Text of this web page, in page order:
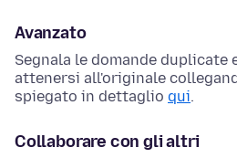
Avanzato
Segnala le domande duplicate
attenersi all'originale
spiegato in dettaglio qui.
Collaborare con gli altri